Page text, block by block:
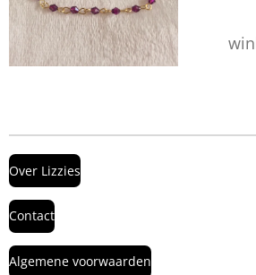
Over Lizzies
Contact
Algemene voorwaarden